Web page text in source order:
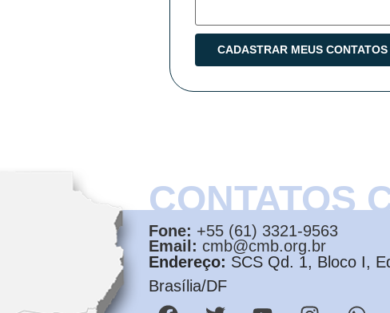
CONTATOS
Fone: +55 (61) 3321-9563
Email: cmb@cmb.org.br
Endereço: SCS Qd. 1, Bloco I,
Brasília/DF